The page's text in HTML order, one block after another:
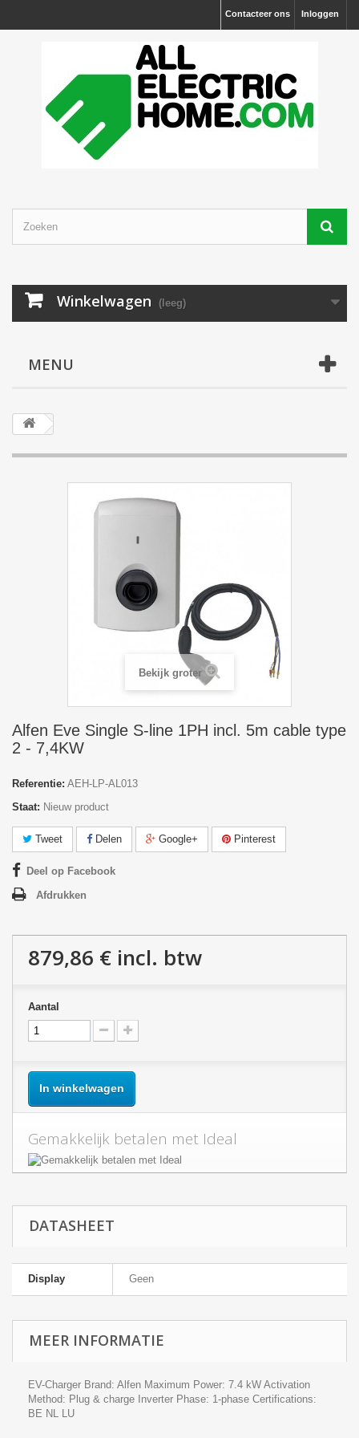
Inloggen
Contacteer ons
Winkelwagen (leeg)
MENU
Bekijk groter
Alfen Eve Single S-line 1PH incl. 5m cable type
2 - 7,4KW
Referentie: AEH-LP-AL013
Staat: Nieuw product
Tweet Delen Google+ Pinterest
Deel op Facebook
Afdrukken
879,86 € incl. btw
Aantal
In winkelwagen
Gemakkelijk betalen met Ideal
DATASHEET
Display Geen
MEER INFORMATIE
EV-Charger Brand: Alfen Maximum Power: 7.4 kW Activation
Method: Plug & charge Inverter Phase: 1-phase Certifications:
BE NL LU